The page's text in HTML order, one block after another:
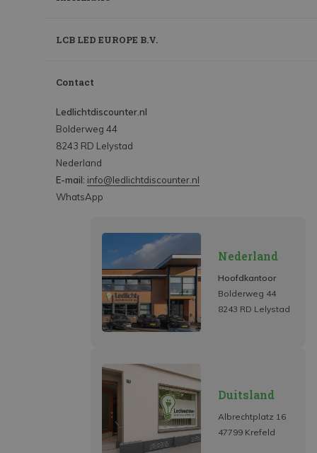
LCB LED EUROPE B.V.
Contact
Ledlichtdiscounter.nl
Bolderweg 44
8243 RD Lelystad
Nederland
E-mail: info@ledlichtdiscounter.nl
WhatsApp
Nederland
Hoofdkantoor
Bolderweg 44
8243 RD Lelystad
Duitsland
Albrechtplatz 16
47799 Krefeld